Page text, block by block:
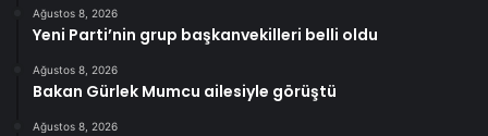
Ağustos 8, 2026
Yeni Parti’nin grup başkanvekilleri belli oldu
Ağustos 8, 2026
Bakan Gürlek Mumcu ailesiyle görüştü
Ağustos 8, 2026